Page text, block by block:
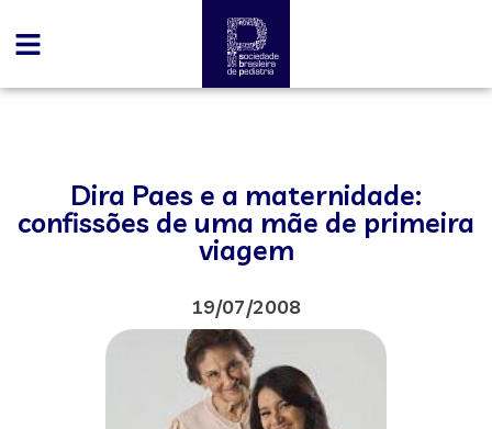
Dira Paes e a maternidade:
confissões de uma mãe de primeira
viagem
19/07/2008